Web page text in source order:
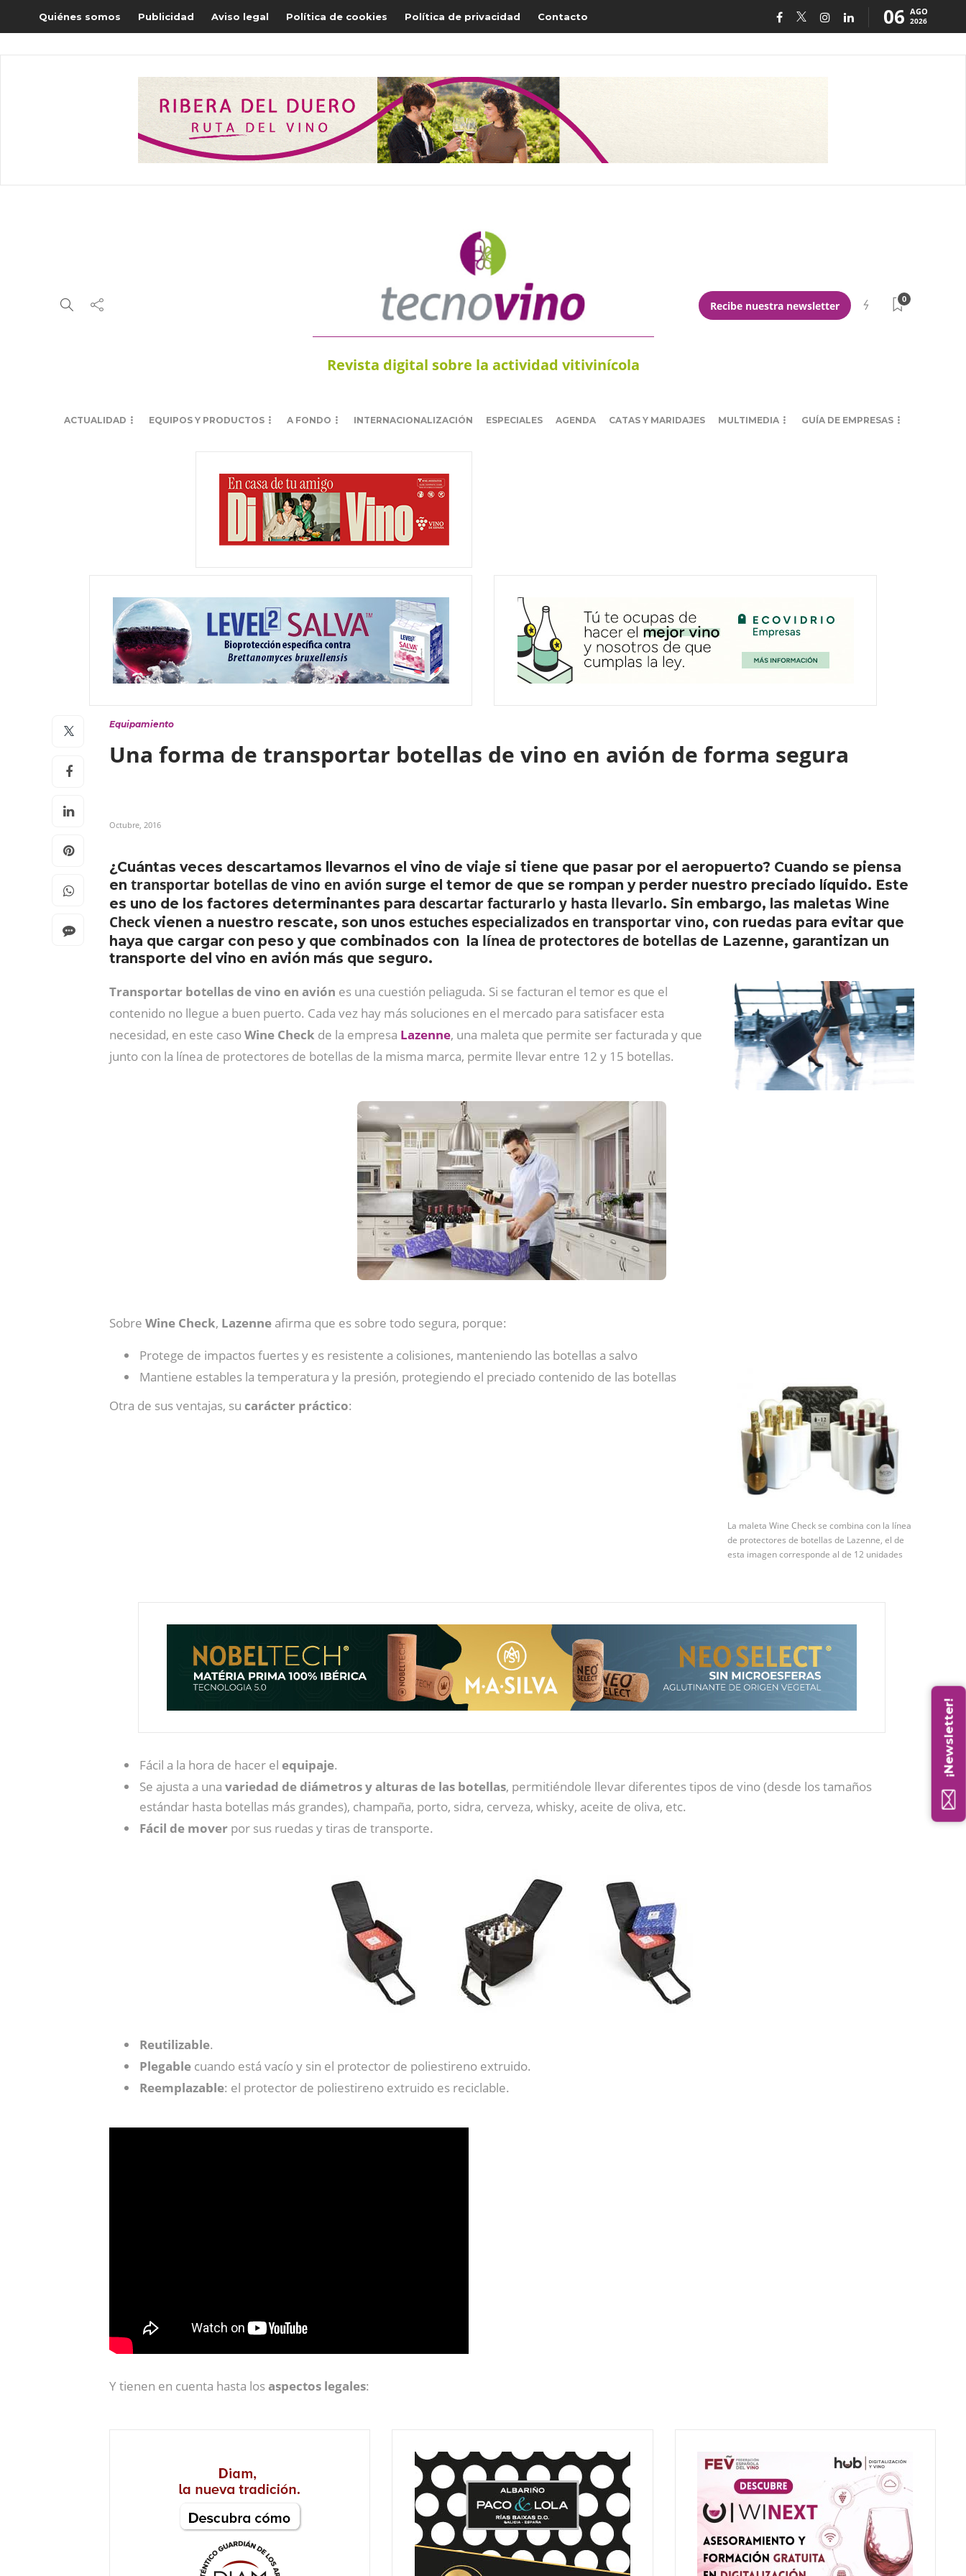
Quiénes somos Publicidad Aviso legal Política de cookies Política de privacidad Contacto 06 AGO
2026
Revista digital sobre la actividad vitivinícola
Recibe nuestra newsletter
0
ACTUALIDAD EQUIPOS Y PRODUCTOS A FONDO INTERNACIONALIZACIÓN ESPECIALES AGENDA CATAS Y MARIDAJES MULTIMEDIA GUÍA DE EMPRESAS
Equipamiento
Una forma de transportar botellas de vino en avión de forma segura
Octubre, 2016
¿Cuántas veces descartamos llevarnos el vino de viaje si tiene que pasar por el aeropuerto? Cuando se piensa
en transportar botellas de vino en avión surge el temor de que se rompan y perder nuestro preciado líquido. Este
es uno de los factores determinantes para descartar facturarlo y hasta llevarlo. Sin embargo, las maletas Wine
Check vienen a nuestro rescate, son unos estuches especializados en transportar vino, con ruedas para evitar que
haya que cargar con peso y que combinados con la línea de protectores de botellas de Lazenne, garantizan un
transporte del vino en avión más que seguro.
Transportar botellas de vino en avión es una cuestión peliaguda. Si se facturan el temor es que el
contenido no llegue a buen puerto. Cada vez hay más soluciones en el mercado para satisfacer esta
necesidad, en este casoWine Check de la empresa Lazenne, una maleta que permite ser facturada y que
junto con la línea de protectores de botellas de la misma marca, permite llevar entre 12 y 15 botellas.
Sobre Wine Check, Lazenne afirma que es sobre todo segura, porque:
La maleta Wine Check se combina con la línea
de protectores de botellas de Lazenne, el de
esta imagen corresponde al de 12 unidades
Protege de impactos fuertes y es resistente a colisiones, manteniendo las botellas a salvo
Mantiene estables la temperatura y la presión, protegiendo el preciado contenido de las botellas
Otra de sus ventajas, su carácter práctico:
Fácil a la hora de hacer el equipaje.
Se ajusta a una variedad de diámetros y alturas de las botellas, permitiéndole llevar diferentes tipos de vino (desde los tamaños
estándar hasta botellas más grandes), champaña, porto, sidra, cerveza, whisky, aceite de oliva, etc.
Fácil de mover por sus ruedas y tiras de transporte.
Reutilizable.
Plegable cuando está vacío y sin el protector de poliestireno extruido.
Reemplazable: el protector de poliestireno extruido es reciclable.
Y tienen en cuenta hasta losaspectos legales:
¡Newsletter!